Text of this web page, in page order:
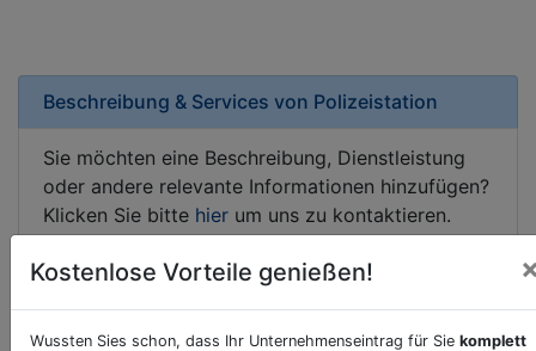
Beschreibung & Services von Polizeistation
Sie möchten eine Beschreibung, Dienstleistung
oder andere relevante Informationen hinzufügen?
Klicken Sie bitte hier um uns zu kontaktieren.
Sonderangebote odere besondere Services, die
Ihren Wettbewerbern abheben.
Kostenlose Vorteile genießen!
Wussten Sies schon, dass Ihr Unternehmenseintrag für Sie komplett